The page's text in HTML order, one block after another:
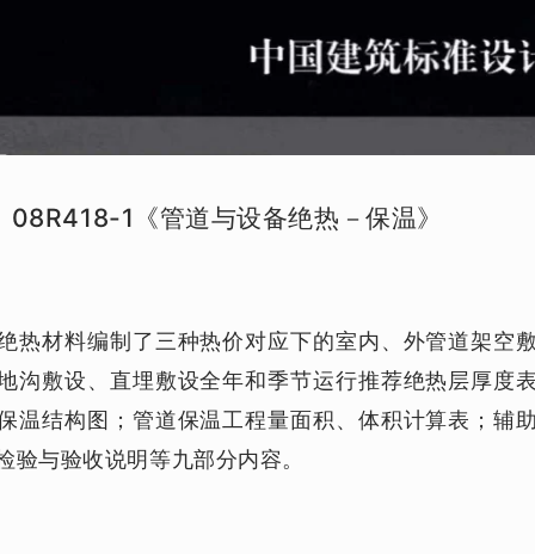
1《管道与设备绝热－保温》
热材料编制了三种热价对应下的室内、外管道架空
沟敷设、直埋敷设全年和季节运行推荐绝热层厚度
温结构图；管道保温工程量面积、体积计算表；辅
验与验收说明等九部分内容。